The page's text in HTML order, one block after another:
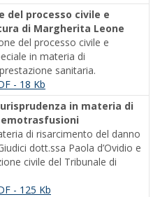
del processo civile e
di Margherita Leone
del processo civile e
in materia di
sanitaria.
- 18 Kb
in materia di
di risarcimento del danno
dott.ssa Paola d’Ovidio e
civile del Tribunale di
- 125 Kb